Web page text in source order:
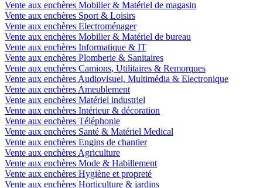
Vente aux enchères Mobilier & Matériel de magasin
Vente aux enchères Sport & Loisirs
Vente aux enchères Electroménager
Vente aux enchères Mobilier & Matériel de bureau
Vente aux enchères Informatique & IT
Vente aux enchères Plomberie & Sanitaires
Vente aux enchères Camions, Utilitaires & Remorques
Vente aux enchères Audiovisuel, Multimédia & Electronique
Vente aux enchères Ameublement
Vente aux enchères Matériel industriel
Vente aux enchères Intérieur & décoration
Vente aux enchères Téléphonie
Vente aux enchères Santé & Matériel Medical
Vente aux enchères Engins de chantier
Vente aux enchères Agriculture
Vente aux enchères Mode & Habillement
Vente aux enchères Hygiène et propreté
Vente aux enchères Horticulture & jardins